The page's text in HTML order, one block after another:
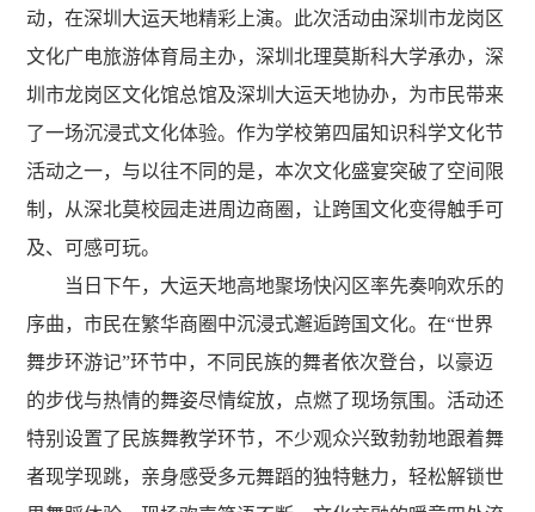
动，在深圳大运天地精彩上演。此次活动由深圳市龙岗区
文化广电旅游体育局主办，深圳北理莫斯科大学承办，深
圳市龙岗区文化馆总馆及深圳大运天地协办，为市民带来
了一场沉浸式文化体验。作为学校第四届知识科学文化节
活动之一，与以往不同的是，本次文化盛宴突破了空间限
制，从深北莫校园走进周边商圈，让跨国文化变得触手可
及、可感可玩。
当日下午，大运天地高地聚场快闪区率先奏响欢乐的
序曲，市民在繁华商圈中沉浸式邂逅跨国文化。在“世界
舞步环游记”环节中，不同民族的舞者依次登台，以豪迈
的步伐与热情的舞姿尽情绽放，点燃了现场氛围。活动还
特别设置了民族舞教学环节，不少观众兴致勃勃地跟着舞
者现学现跳，亲身感受多元舞蹈的独特魅力，轻松解锁世